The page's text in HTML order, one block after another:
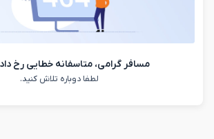
مسافر گرامی، متاسفانه خطایی رخ
لطفا دوباره تلاش کنید.